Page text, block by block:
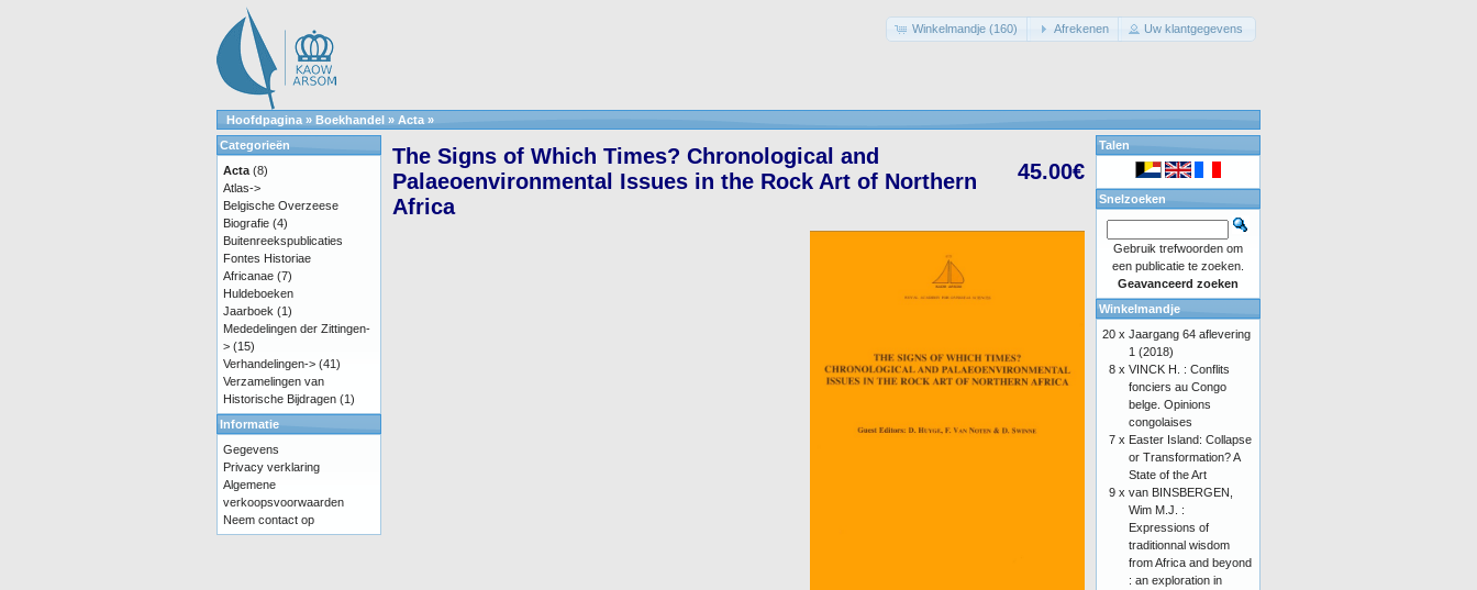
Winkelmandje (160) Afrekenen Uw klantgegevens
Hoofdpagina » Boekhandel » Acta »
45.00€
The Signs of Which Times? Chronological and
Palaeoenvironmental Issues in the Rock Art of Northern
Africa
Categorieën
Acta (8)
Atlas->
Belgische Overzeese
Biografie (4)
Buitenreekspublicaties
Fontes Historiae
Africanae (7)
Huldeboeken
Jaarboek (1)
Mededelingen der Zittingen-
> (15)
Verhandelingen-> (41)
Verzamelingen van
Historische Bijdragen (1)
Informatie
Gegevens
Privacy verklaring
Algemene
verkoopsvoorwaarden
Neem contact op
Talen
Snelzoeken
Gebruik trefwoorden om
een publicatie te zoeken.
Geavanceerd zoeken
Winkelmandje
20 x Jaargang 64 aflevering
1 (2018)
8 x VINCK H. : Conflits
fonciers au Congo
belge. Opinions
congolaises
7 x Easter Island: Collapse
or Transformation? A
State of the Art
9 x van BINSBERGEN,
Wim M.J. :
Expressions of
traditionnal wisdom
from Africa and beyond
: an exploration in